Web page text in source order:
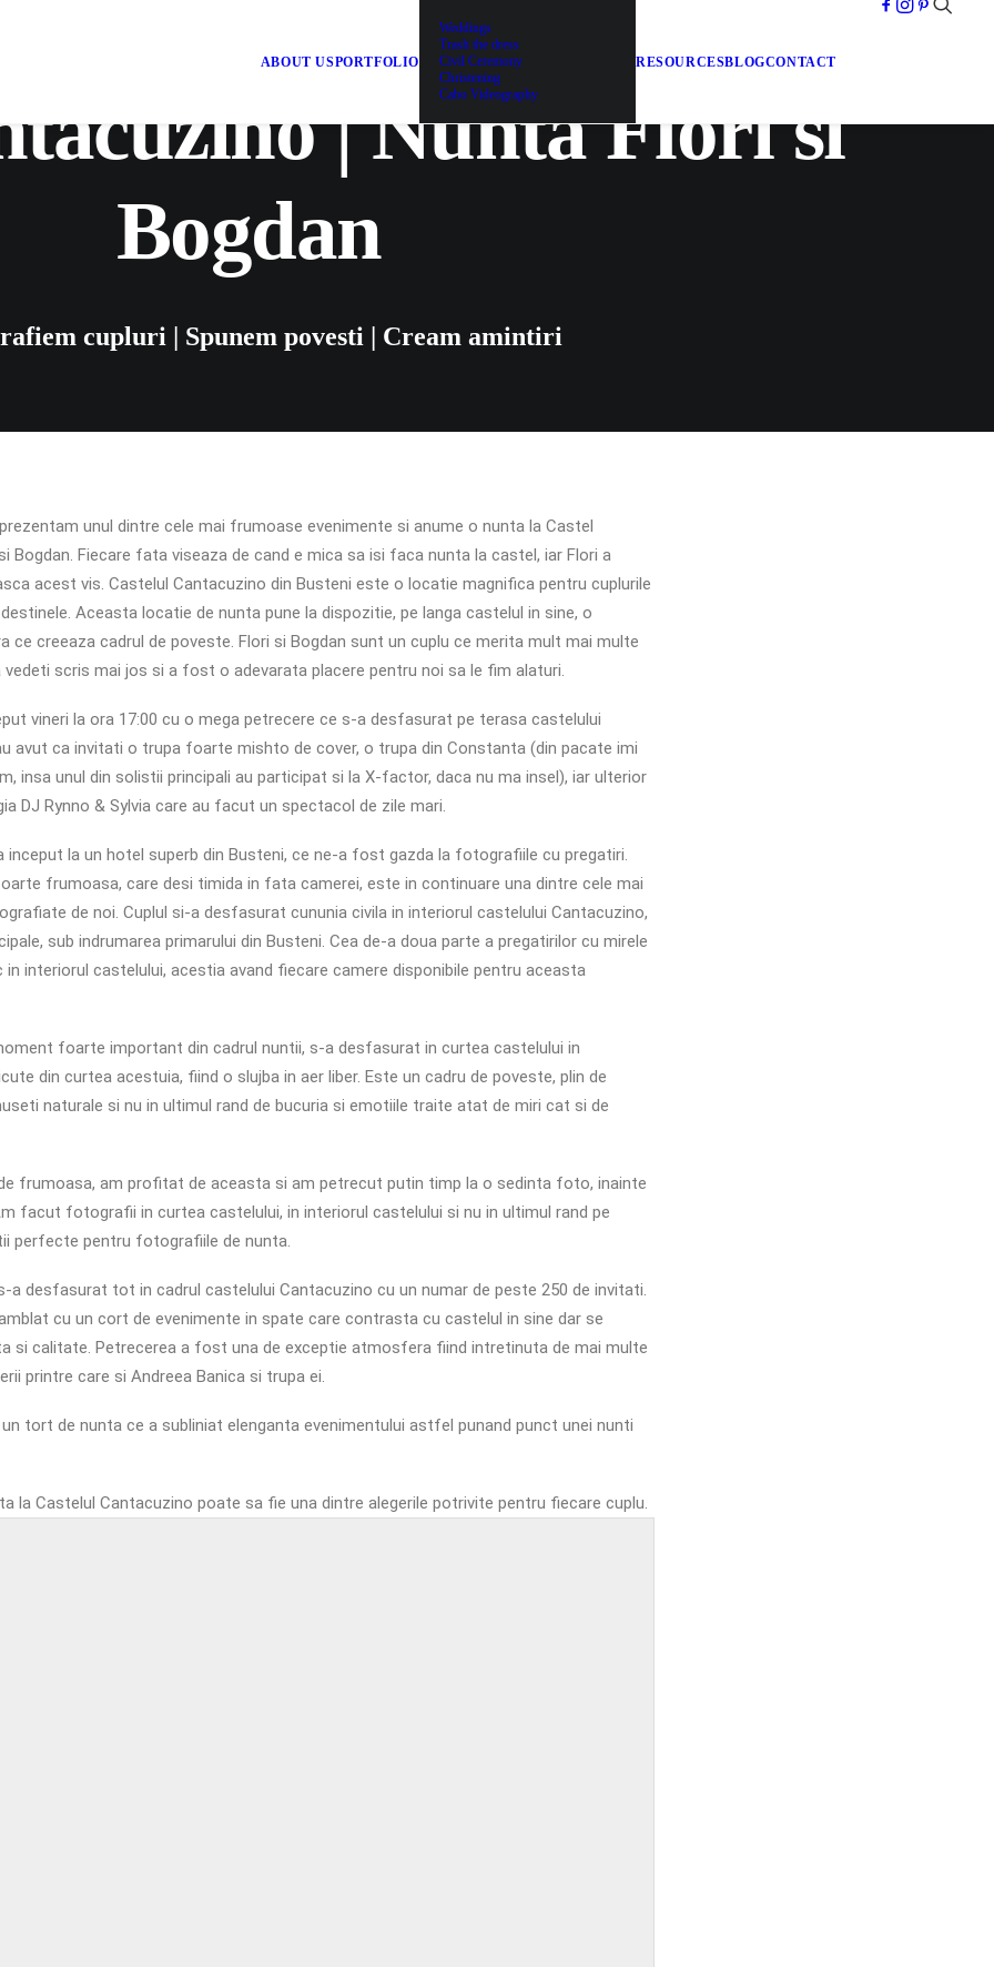
ABOUT USPORTFOLIO
Weddings
Trash the dress
Civil Ceremony
Christening
Cabo Videography
RESOURCESBLOGCONTACT
| Nunta Flori si
Bogdan
cupluri | Spunem povesti | Cream amintiri
unul dintre cele mai frumoase evenimente si anume o nunta la Castel
Bogdan. Fiecare fata viseaza de cand e mica sa isi faca nunta la castel, iar Flori a
acest vis. Castelul Cantacuzino din Busteni este o locatie magnifica pentru cuplurile
Aceasta locatie de nunta pune la dispozitie, pe langa castelul in sine, o
ce creeaza cadrul de poveste. Flori si Bogdan sunt un cuplu ce merita mult mai multe
scris mai jos si a fost o adevarata placere pentru noi sa le fim alaturi.
vineri la ora 17:00 cu o mega petrecere ce s-a desfasurat pe terasa castelului
avut ca invitati o trupa foarte mishto de cover, o trupa din Constanta (din pacate imi
insa unul din solistii principali au participat si la X-factor, daca nu ma insel), iar ulterior
DJ Rynno & Sylvia care au facut un spectacol de zile mari.
inceput la un hotel superb din Busteni, ce ne-a fost gazda la fotografiile cu pregatiri.
frumoasa, care desi timida in fata camerei, este in continuare una dintre cele mai
de noi. Cuplul si-a desfasurat cununia civila in interiorul castelului Cantacuzino,
sub indrumarea primarului din Busteni. Cea de-a doua parte a pregatirilor cu mirele
in interiorul castelului, acestia avand fiecare camere disponibile pentru aceasta
foarte important din cadrul nuntii, s-a desfasurat in curtea castelului in
din curtea acestuia, fiind o slujba in aer liber. Este un cadru de poveste, plin de
naturale si nu in ultimul rand de bucuria si emotiile traite atat de miri cat si de
frumoasa, am profitat de aceasta si am petrecut putin timp la o sedinta foto, inainte
facut fotografii in curtea castelului, in interiorul castelului si nu in ultimul rand pe
perfecte pentru fotografiile de nunta.
a desfasurat tot in cadrul castelului Cantacuzino cu un numar de peste 250 de invitati.
cu un cort de evenimente in spate care contrasta cu castelul in sine dar se
si calitate. Petrecerea a fost una de exceptie atmosfera fiind intretinuta de mai multe
printre care si Andreea Banica si trupa ei.
tort de nunta ce a subliniat elenganta evenimentului astfel punand punct unei nunti
la Castelul Cantacuzino poate sa fie una dintre alegerile potrivite pentru fiecare cuplu.